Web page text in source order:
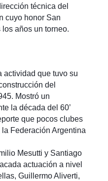
técnica del
cuyo honor San
años un torneo.
actividad que tuvo su
del
Mostró un
la década del 60’
que pocos clubes
Federación Argentina
Mesutti y Santiago
actuación a nivel
Guillermo Aliverti,